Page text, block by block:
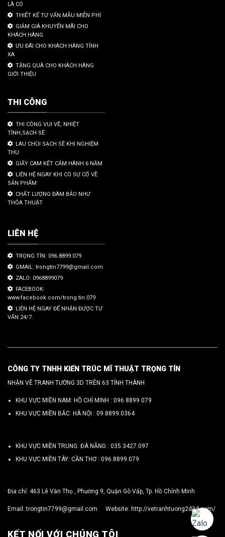
LÀ CÓ
THIẾT KẾ TƯ VẤN MẪU MIỄN PHÍ
GIẢM GIÁ KHUYẾN MÃI CHO
KHÁCH HÀNG
ƯU ĐÃI CHO KHÁCH HÀNG TỈNH
XA
TẶNG QUÀ CHO KHÁCH HÀNG
GIỚI THIỆU
THI CÔNG
THI CÔNG VUI VẼ, NHIỆT
TÌNH,SẠCH SẼ
LAU CHÙI SẠCH SẼ KHI NGHIỆM
THU
GIẤY CAM KẾT CẢM HÀNH 6 NĂM
LIÊN HỆ NGAY KHI CÓ SỰ CỐ VỀ
SẢN PHẨM
CHẤT LƯỢNG ĐÀM BẢO NHƯ
THỎA THUẬT
LIÊN HỆ
TRỌNG TÍN: 096.8899.079
GMAIL: trongtin7799@gmail.com
ZALO: 0968899079
FACEBOOK:
www.facebook.com/trong.tin.079
LIÊN HỆ NGAY ĐỂ NHẬN ĐƯỢC TƯ
VẤN 24/7.
CÔNG TY TNHH KIẾN TRÚC MĨ THUẬT TRỌNG TÍN
NHẬN VẼ TRANH TƯỜNG 3D TRÊN 63 TỈNH THÀNH
KHU VỰC MIỀN NAM: HỒ CHÍ MINH : 096 8899 079
KHU VỰC MIỀN BẮC: HÀ NỘI : 09.8899.0364
KHU VỰC MIỀN TRUNG: ĐÀ NẴNG : 035.3427.097
KHU VỰC MIỀN TÂY: CẦN THƠ : 096.8899.079
Địa chỉ: 463 Lê Văn Thọ , Phường 9, Quận Gò Vấp, Tp. Hồ Chính Minh
Email:trongtin7799@gmail.com Website: http://vetranhtuong2d3d.com/
KẾT NỐI VỚI CHÚNG TÔI